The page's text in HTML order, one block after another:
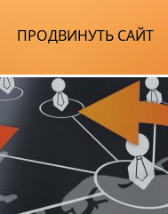
ПРОДВИНУТЬ САЙТ